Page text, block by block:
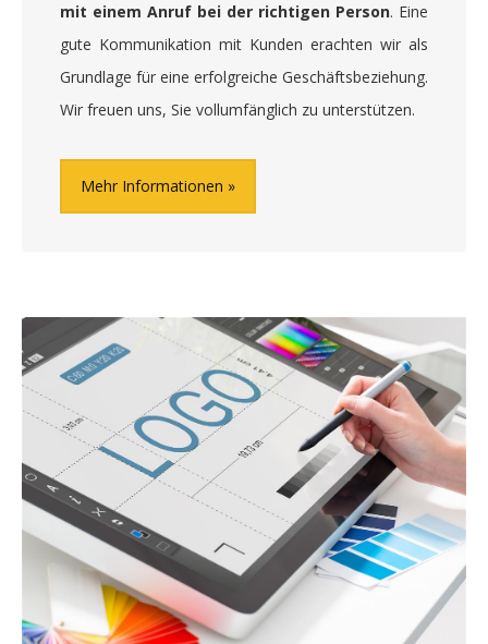
mit einem Anruf bei der richtigen Person. Eine
gute Kommunikation mit Kunden erachten wir als
Grundlage für eine erfolgreiche Geschäftsbeziehung.
Wir freuen uns, Sie vollumfänglich zu unterstützen.
Mehr Informationen